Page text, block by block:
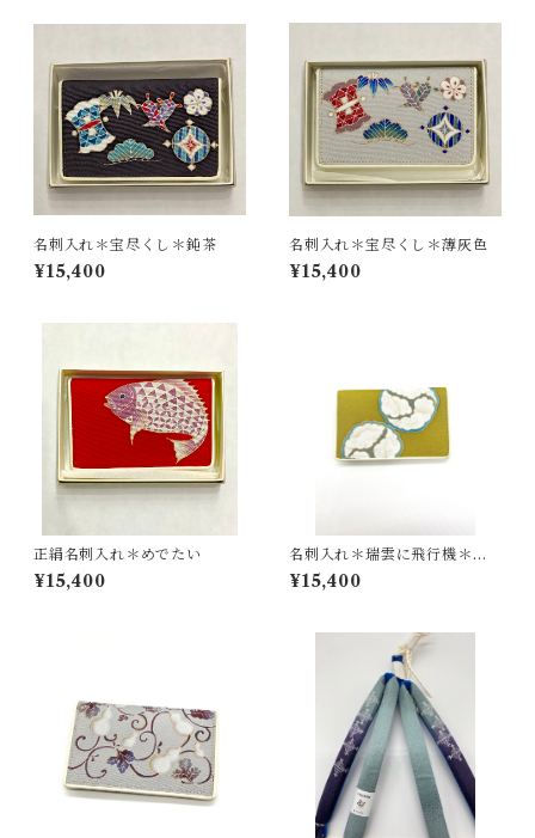
名刺入れ＊宝尽くし＊鈍茶
¥15,400
名刺入れ＊宝尽くし＊薄灰色
¥15,400
正絹名刺入れ＊めでたい
¥15,400
名刺入れ＊瑞雲に飛行機＊金
茶
¥15,400